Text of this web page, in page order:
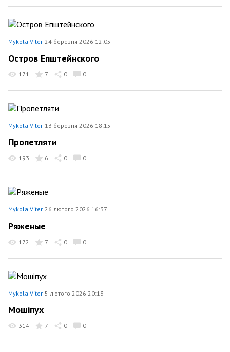
Mykola Viter 24 березня 2026 12:05
Остров Епштейнского
171 7 0 0
Mykola Viter 13 березня 2026 18:15
Пропетляти
193 6 0 0
Mykola Viter 26 лютого 2026 16:37
Ряженые
172 7 0 0
Mykola Viter 5 лютого 2026 20:13
Мошіпух
314 7 0 0